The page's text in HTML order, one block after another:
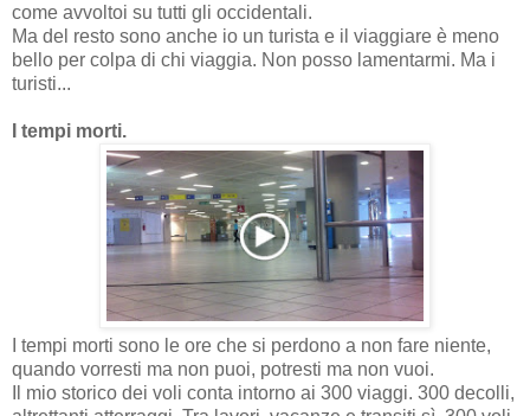
come avvoltoi su tutti gli occidentali.
Ma del resto sono anche io un turista e il viaggiare è meno
bello per colpa di chi viaggia. Non posso lamentarmi. Ma i
turisti...
I tempi morti.
I tempi morti sono le ore che si perdono a non fare niente,
quando vorresti ma non puoi, potresti ma non vuoi.
Il mio storico dei voli conta intorno ai 300 viaggi. 300 decolli,